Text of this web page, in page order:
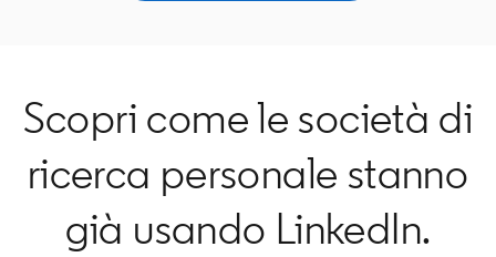
Scopri come le società di
ricerca personale stanno
già usando LinkedIn.